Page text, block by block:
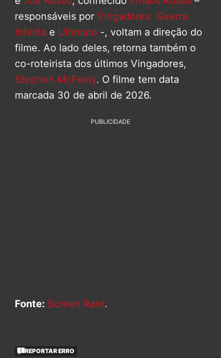
responsáveis por Vingadores: Guerra
Infinita e Ultimato -, voltam a direção do
filme. Ao lado deles, retorna também o
co-roteirista dos últimos Vingadores,
Stephen McFeely. O filme tem data
marcada 30 de abril de 2026.
PUBLICIDADE
Fonte: Screen Rant.
REPORTAR ERRO